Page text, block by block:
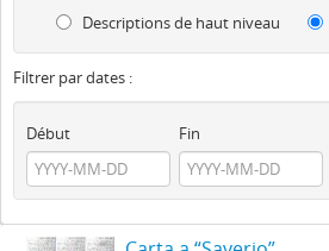
Descriptions de haut niveau
Filtrer par dates :
Début Fin